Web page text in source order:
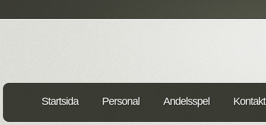
Startsida Personal Andelsspel